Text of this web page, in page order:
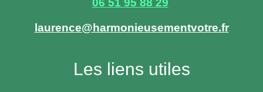
06 51 95 88 29
laurence@harmonieusementvotre.fr
Les liens utiles